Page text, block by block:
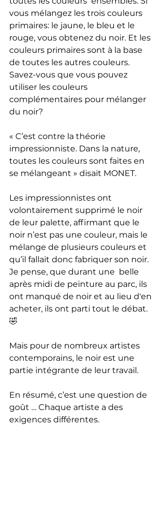
vous mélangez les trois couleurs
primaires: le jaune, le bleu et le
rouge, vous obtenez du noir. Et les
couleurs primaires sont à la base
de toutes les autres couleurs.
Savez-vous que vous pouvez
utiliser les couleurs
complémentaires pour mélanger
du noir?
« C’est contre la théorie
impressionniste. Dans la nature,
toutes les couleurs sont faites en
se mélangeant » disait MONET.
Les impressionnistes ont
volontairement supprimé le noir
de leur palette, affirmant que le
noir n’est pas une couleur, mais le
mélange de plusieurs couleurs et
qu’il fallait donc fabriquer son noir.
Je pense, que durant une  belle
après midi de peinture au parc, ils
ont manqué de noir et au lieu d'en
acheter, ils ont parti tout le débat.
🤣
Mais pour de nombreux artistes
contemporains, le noir est une
partie intégrante de leur travail.
En résumé, c’est une question de
goût … Chaque artiste a des
exigences différentes.